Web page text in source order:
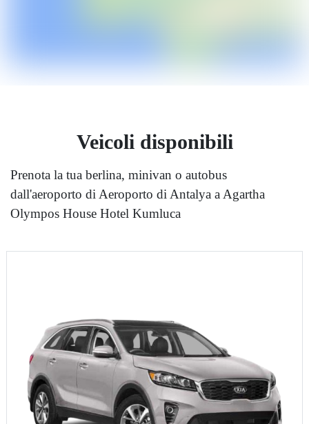
Veicoli disponibili
Prenota la tua berlina, minivan o autobus
dall'aeroporto di Aeroporto di Antalya a Agartha
Olympos House Hotel Kumluca